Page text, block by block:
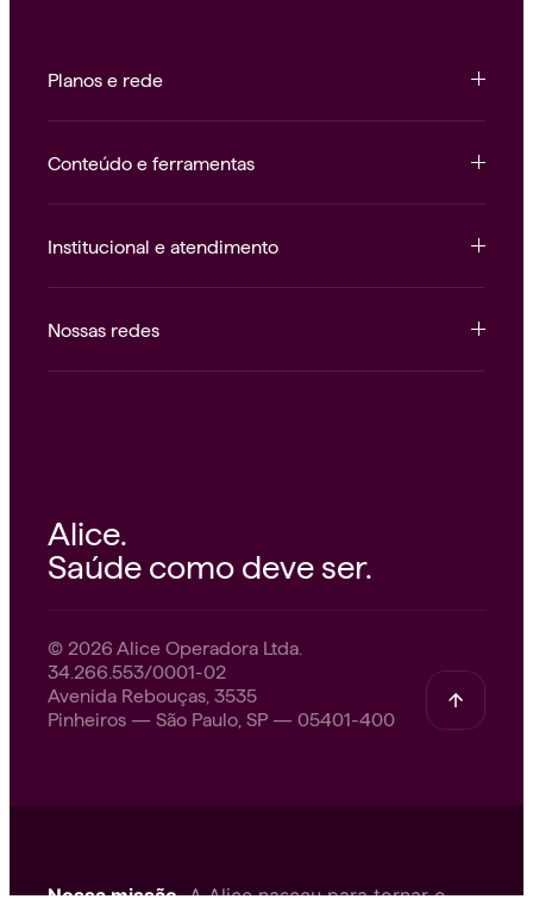
Planos e rede
Conteúdo e ferramentas
Institucional e atendimento
Nossas redes
Alice.
Saúde como deve ser.
© 2026 Alice Operadora Ltda.
34.266.553/0001-02
Avenida Rebouças, 3535
Pinheiros — São Paulo, SP — 05401-400
Nossa missão.A Alice nasceu para tornar o